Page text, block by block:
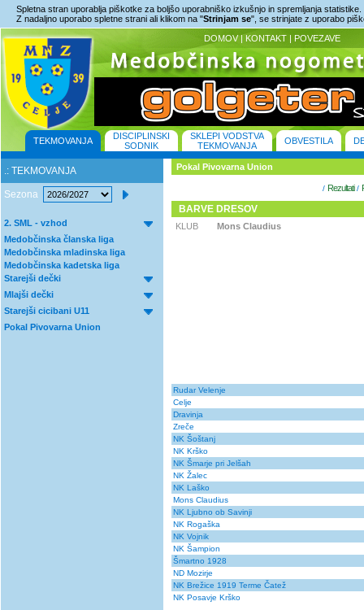
Spletna stran uporablja piškotke za boljšo uporabniško izkušnjo in spremljanja statistike.
Z nadaljno uporabo spletne strani ali klikom na "Strinjam se", se strinjate z uporabo
DOMOV | KONTAKT | POVEZAVE
TEKMOVANJA
DISCIPLINSKI
SODNIK
SKLEPI VODSTVA
TEKMOVANJA
OBVESTILA
.: TEKMOVANJA
Sezona
2. SML - vzhod
Medobčinska članska liga
Medobčinska mladinska liga
Medobčinska kadetska liga
Starejši dečki
Mlajši dečki
Starejši cicibani U11
Pokal Pivovarna Union
Pokal Pivovarna Union
/ Rezultati/
BARVE DRESOV
KLUB Mons Claudius
Rudar Velenje
Celje
Dravinja
Zreče
NK Šoštanj
NK Krško
NK Šmarje pri Jelšah
NK Žalec
NK Laško
Mons Claudius
NK Ljubno ob Savinji
NK Rogaška
NK Vojnik
NK Šampion
Šmartno 1928
ND Mozirje
NK Brežice 1919 Terme Čatež
NK Posavje Krško